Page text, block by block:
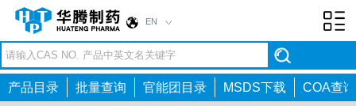
EN
产品目录 批量查询 官能团目录 MSDS下载 COA查询